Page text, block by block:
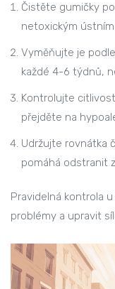
Čistěte gumičky
netoxickým
Vyměňujte je
každé 4-6 týdnů,
Kontrolujte
přejděte na
Udržujte rovnátka
pomáhá odstranit
Pravidelná kontrola
problémy a upravit